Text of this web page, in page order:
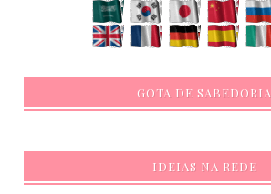
GOTA DE SABEDORIA
IDEIAS NA REDE